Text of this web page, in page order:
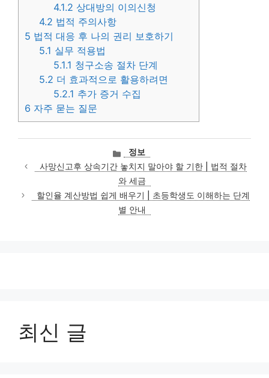
4.1.2 상대방의 이의신청
4.2 법적 주의사항
5 법적 대응 후 나의 권리 보호하기
5.1 실무 적용법
5.1.1 청구소송 절차 단계
5.2 더 효과적으로 활용하려면
5.2.1 추가 증거 수집
6 자주 묻는 질문
카
테
고
리
정보
사망신고후 상속기간 놓치지 말아야 할 기한 | 법적 절차
와 세금
할인율 계산방법 쉽게 배우기 | 초등학생도 이해하는 단계
별 안내
최신 글